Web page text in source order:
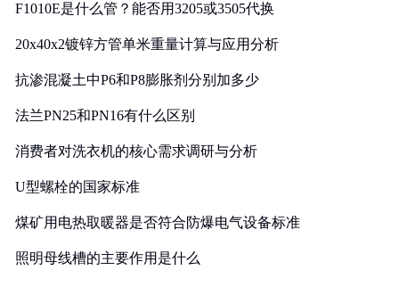
F1010E是什么管？能否用3205或3505代换
20x40x2镀锌方管单米重量计算与应用分析
抗渗混凝土中P6和P8膨胀剂分别加多少
法兰PN25和PN16有什么区别
消费者对洗衣机的核心需求调研与分析
U型螺栓的国家标准
煤矿用电热取暖器是否符合防爆电气设备标准
照明母线槽的主要作用是什么